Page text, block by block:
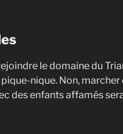
le domaine du
nique. Non,
des enfants affamés